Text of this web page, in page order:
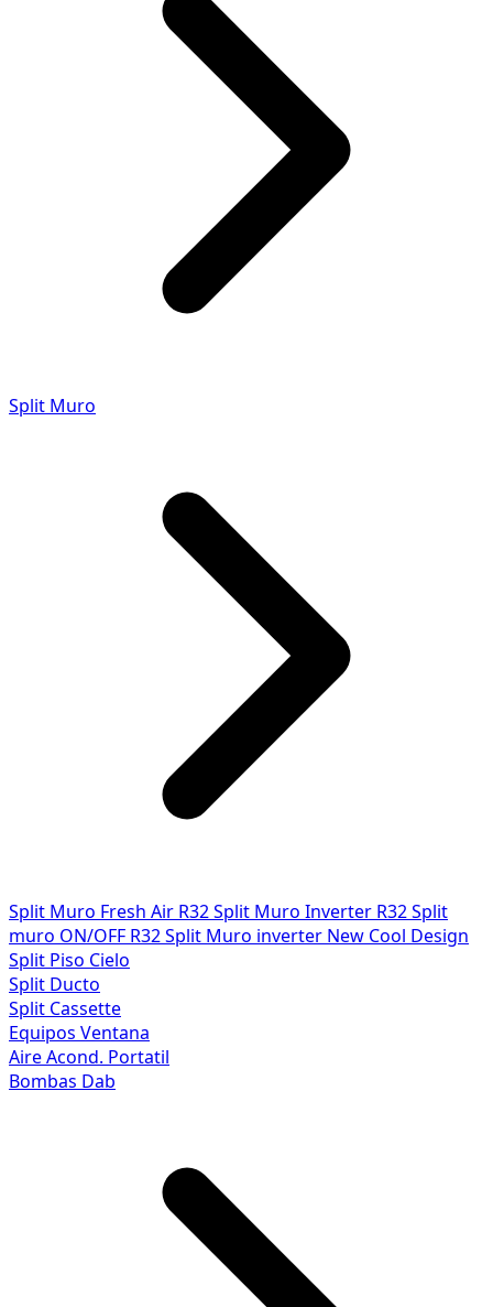
Split Muro
Split Muro Fresh Air R32Split Muro Inverter R32Split
muro ON/OFF R32Split Muro inverter New Cool Design
Split Piso Cielo
Split Ducto
Split Cassette
Equipos Ventana
Aire Acond. Portatil
Bombas Dab